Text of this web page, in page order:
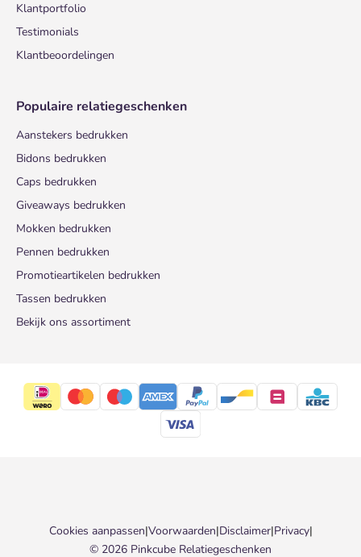
Klantportfolio
Testimonials
Klantbeoordelingen
Populaire relatiegeschenken
Aanstekers bedrukken
Bidons bedrukken
Caps bedrukken
Giveaways bedrukken
Mokken bedrukken
Pennen bedrukken
Promotieartikelen bedrukken
Tassen bedrukken
Bekijk ons assortiment
Cookies aanpassen|Voorwaarden|Disclaimer|Privacy|
© 2026 Pinkcube Relatiegeschenken